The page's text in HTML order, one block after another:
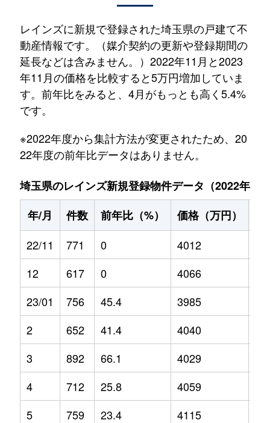
レインズに新規で登録された埼玉県の戸建て不
動産情報です。（媒介契約の更新や登録期間の
延長などは含みません。）2022年11月と2023
年11月の価格を比較すると5万円増加していま
す。前年比をみると、4月がもっとも高く5.4%
です。
※2022年度から集計方法が変更されたため、20
22年度の前年比データはありません。
埼玉県のレインズ新規登録物件データ（2022年11
年/月
件数 前年比（%） 価格（万円）
22/11
771 0 4012
12
617 0 4066
23/01
756 45.4 3985
2
652 41.4 4040
3
892 66.1 4029
4
712 25.8 4059
5
759 23.4 4115